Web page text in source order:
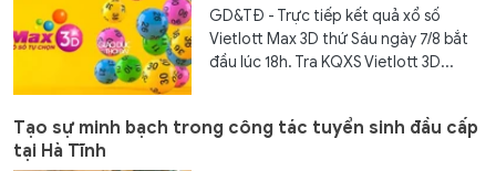
GD&TĐ - Trực tiếp kết quả xổ số
Vietlott Max 3D thứ Sáu ngày 7/8 bắt
đầu lúc 18h. Tra KQXS Vietlott 3D...
Tạo sự minh bạch trong công tác tuyển sinh đầu cấp
tại Hà Tĩnh